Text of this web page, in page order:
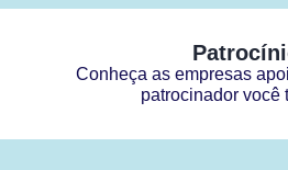
Conheça as empresas
patrocinador você